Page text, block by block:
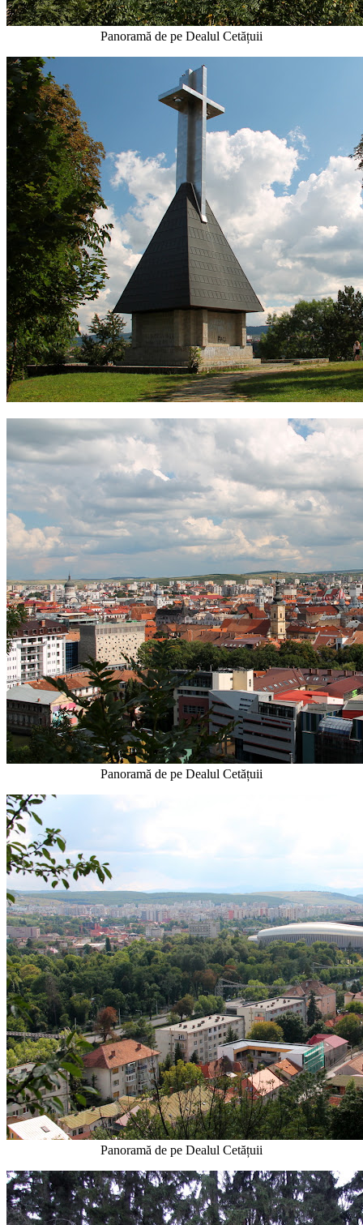
Panoramă de pe Dealul Cetățuii
Panoramă de pe Dealul Cetățuii
Panoramă de pe Dealul Cetățuii